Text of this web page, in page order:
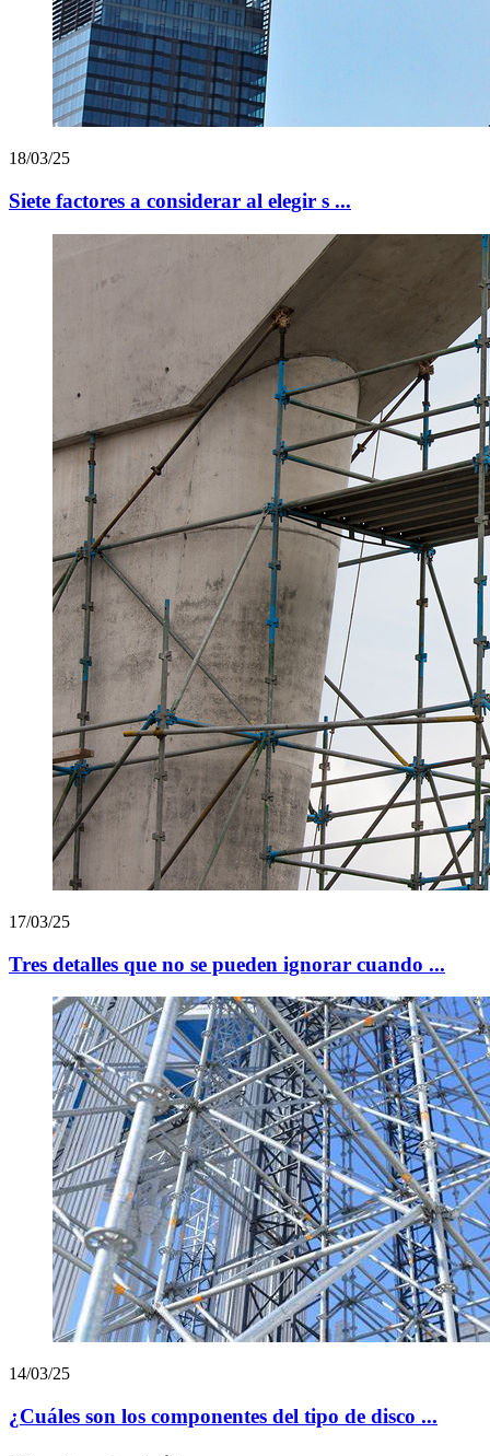
18/03/25
Siete factores a considerar al elegir s ...
17/03/25
Tres detalles que no se pueden ignorar cuando ...
14/03/25
¿Cuáles son los componentes del tipo de disco ...